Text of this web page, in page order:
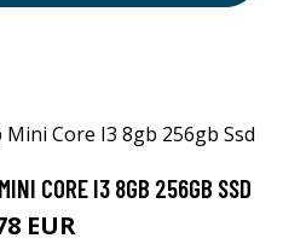
CORE I3 8GB 256GB SSD
EUR